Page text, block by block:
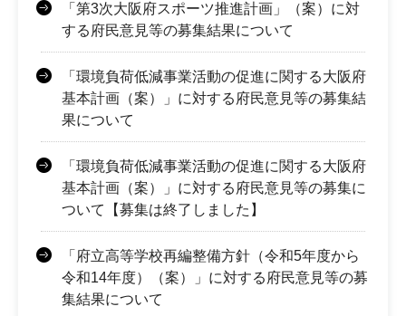
「第3次大阪府スポーツ推進計画」（案）に対
する府民意見等の募集結果について
「環境負荷低減事業活動の促進に関する大阪府
基本計画（案）」に対する府民意見等の募集結
果について
「環境負荷低減事業活動の促進に関する大阪府
基本計画（案）」に対する府民意見等の募集に
ついて【募集は終了しました】
「府立高等学校再編整備方針（令和5年度から
令和14年度）（案）」に対する府民意見等の募
集結果について